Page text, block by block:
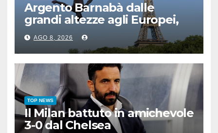
Argento Barnabà dalle
grandi altezze agli Europei,
bis azzurro dopo Cosetti
AGO 8, 2026
TOP NEWS
Il Milan battuto in amichevole
3-0 dal Chelsea